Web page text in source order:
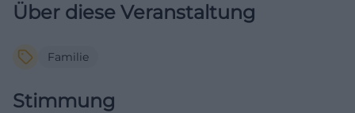
Über diese Veranstaltung
Familie
Stimmung